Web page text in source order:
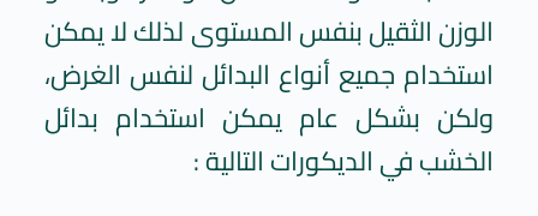
الوزن الثقيل بنفس المستوى لذلك لا يمكن
استخدام جميع أنواع البدائل لنفس الغرض،
ولكن بشكل عام يمكن استخدام بدائل
الخشب في الديكورات التالية :